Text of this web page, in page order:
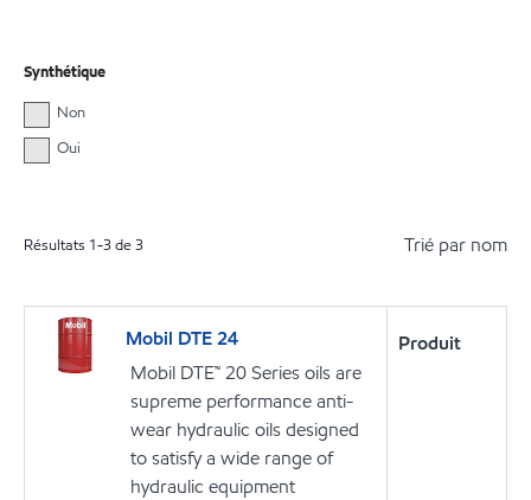
Synthétique
Non
Oui
Résultats 1-3de3 Trié par nom
Mobil DTE 24
Mobil DTE™ 20 Series oils are
supreme performance anti-
wear hydraulic oils designed
to satisfy a wide range of
hydraulic equipment
Produit